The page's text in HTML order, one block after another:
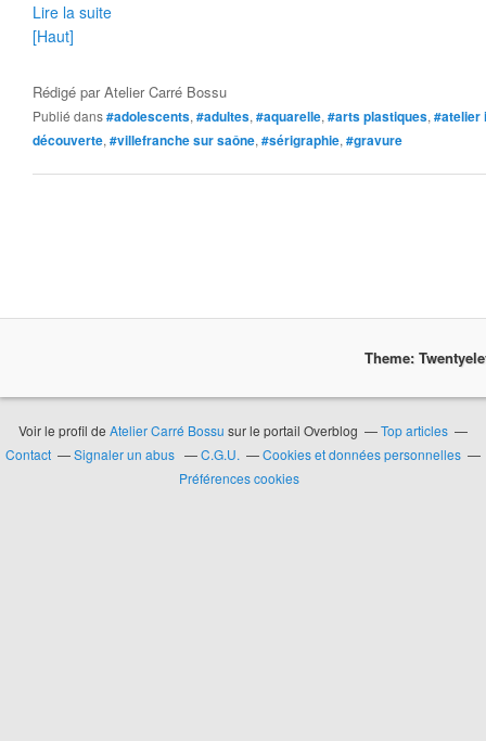
Lire la suite
[Haut]
Rédigé parAtelier Carré Bossu
Publié dans#adolescents, #adultes, #aquarelle, #arts plastiques, #atelier
découverte, #villefranche sur saône, #sérigraphie, #gravure
Theme:
Voir le profil de Atelier Carré Bossu sur le portail Overblog
Top articles
Contact
Signaler un abus C.G.U.
Cookies et données personnelles
Préférences cookies